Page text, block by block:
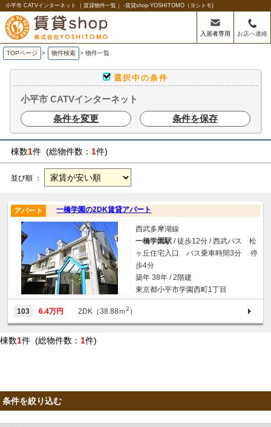
小平市 CATVインターネット ｜賃貸物件一覧｜ -賃貸shop-YOSHITOMO（ヨシトモ)
入居者専用 お店へ連絡
TOPページ > 物件検索 > 物件一覧
選択中の条件
小平市 CATVインターネット
条件を変更
条件を保存
棟数1件 (総物件数： 1件)
並び順 ：
一橋学園の2DK賃貸アパート
アパート
西武多摩湖線
一橋学園駅 / 徒歩12分 / 西武バス 松
ヶ丘住宅入口 バス乗車時間3分 停
歩4分
築年 38年 / 2階建
東京都小平市学園西町1丁目
103 6.4万円 2DK（38.88ｍ2 ）
棟数1件 (総物件数： 1件)
条件を絞り込む